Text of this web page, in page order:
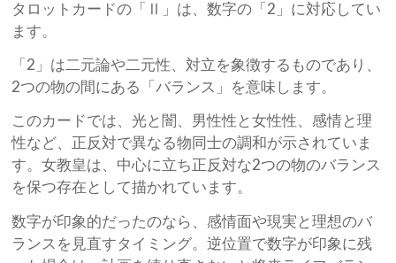
タロットカードの「Ⅱ」は、数字の「2」に対応してい
ます。
「2」は二元論や二元性、対立を象徴するものであり、
2つの物の間にある「バランス」を意味します。
このカードでは、光と闇、男性性と女性性、感情と理
性など、正反対で異なる物同士の調和が示されていま
す。女教皇は、中心に立ち正反対な2つの物のバランス
を保つ存在として描かれています。
数字が印象的だったのなら、感情面や現実と理想のバ
ランスを見直すタイミング。逆位置で数字が印象に残